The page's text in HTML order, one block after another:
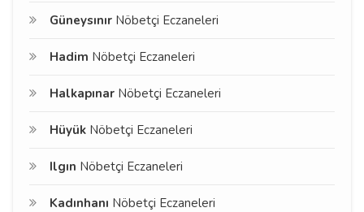
Güneysınır Nöbetçi Eczaneleri
Hadim Nöbetçi Eczaneleri
Halkapınar Nöbetçi Eczaneleri
Hüyük Nöbetçi Eczaneleri
Ilgın Nöbetçi Eczaneleri
Kadınhanı Nöbetçi Eczaneleri